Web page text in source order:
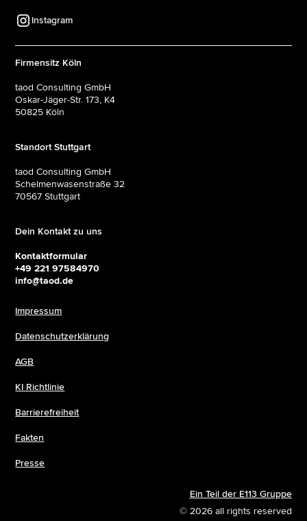
Instagram
Firmensitz Köln
taod Consulting GmbH
Oskar-Jäger-Str. 173, K4
50825 Köln
Standort Stuttgart
taod Consulting GmbH
Schelmenwasenstraße 32
70567 Stuttgart
Dein Kontakt zu uns
Kontaktformular
+49 221 97584970
info@taod.de
Impressum
Datenschutzerklärung
AGB
KI Richtlinie
Barrierefreiheit
Fakten
Presse
Ein Teil der E113 Gruppe
© 2026 all rights reserved